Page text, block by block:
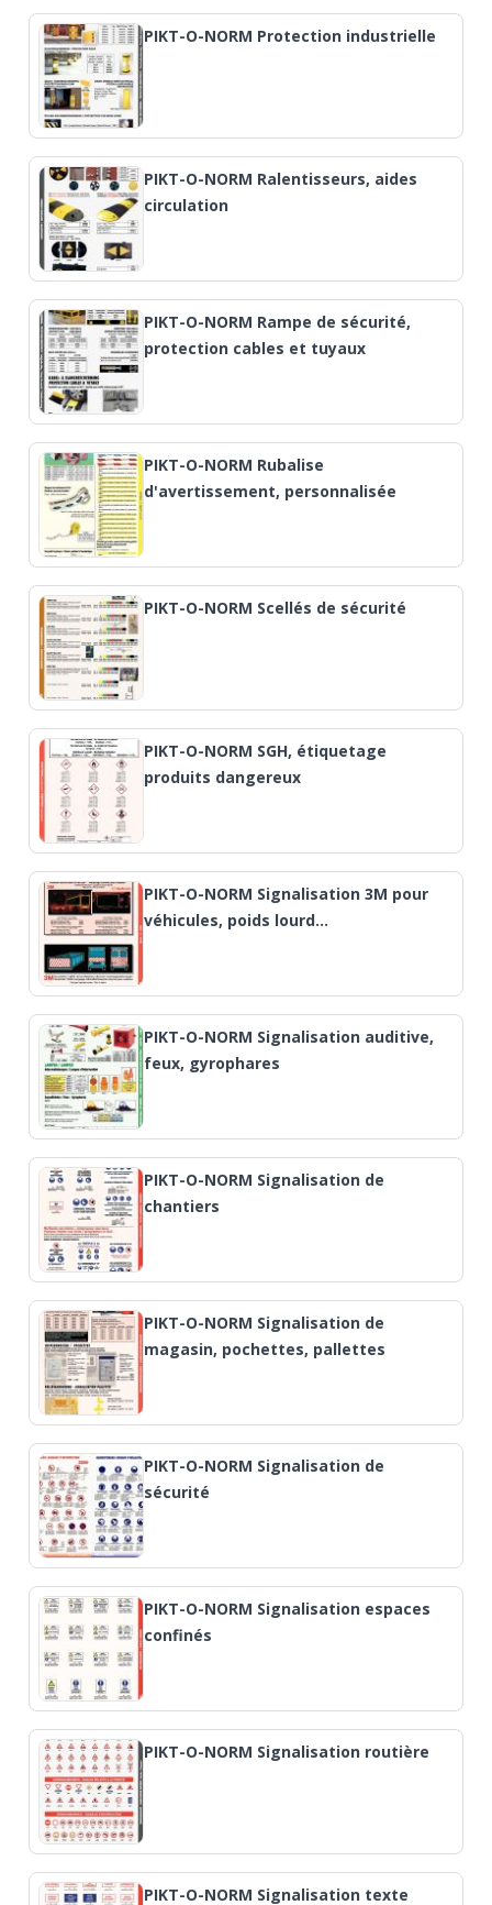
PIKT-O-NORM Protection industrielle
PIKT-O-NORM Ralentisseurs, aides
circulation
PIKT-O-NORM Rampe de sécurité,
protection cables et tuyaux
PIKT-O-NORM Rubalise
d'avertissement, personnalisée
PIKT-O-NORM Scellés de sécurité
PIKT-O-NORM SGH, étiquetage
produits dangereux
PIKT-O-NORM Signalisation 3M pour
véhicules, poids lourd…
PIKT-O-NORM Signalisation auditive,
feux, gyrophares
PIKT-O-NORM Signalisation de
chantiers
PIKT-O-NORM Signalisation de
magasin, pochettes, pallettes
PIKT-O-NORM Signalisation de
sécurité
PIKT-O-NORM Signalisation espaces
confinés
PIKT-O-NORM Signalisation routière
PIKT-O-NORM Signalisation texte